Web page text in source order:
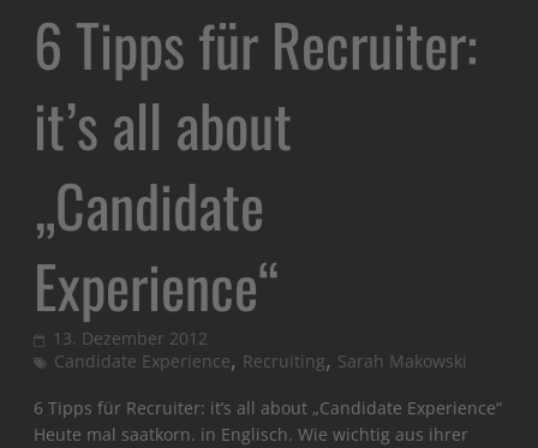
6 Tipps für Recruiter:
it’s all about
„Candidate
Experience“
13. Dezember 2012
Candidate Experience, Recruiting, Sarah Makowski
6 Tipps für Recruiter: it’s all about „Candidate Experience“
Heute mal saatkorn. in Englisch. Wie wichtig aus ihrer